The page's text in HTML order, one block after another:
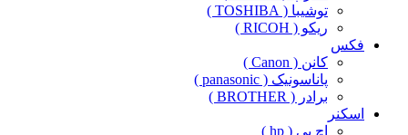
توشیبا ( TOSHIBA )
ریکو ( RICOH )
فکس
کانن ( Canon )
پاناسونیک ( panasonic )
برادر ( BROTHER )
اسکنر
اچ پی ( hp )